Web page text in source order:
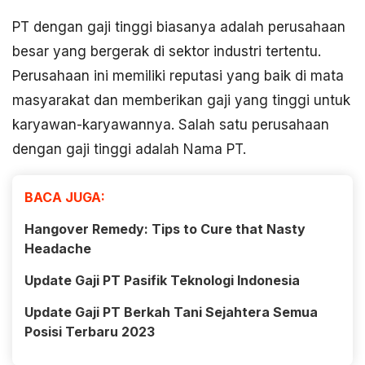
PT dengan gaji tinggi biasanya adalah perusahaan
besar yang bergerak di sektor industri tertentu.
Perusahaan ini memiliki reputasi yang baik di mata
masyarakat dan memberikan gaji yang tinggi untuk
karyawan-karyawannya. Salah satu perusahaan
dengan gaji tinggi adalah Nama PT.
BACA JUGA:
Hangover Remedy: Tips to Cure that Nasty
Headache
Update Gaji PT Pasifik Teknologi Indonesia
Update Gaji PT Berkah Tani Sejahtera Semua
Posisi Terbaru 2023